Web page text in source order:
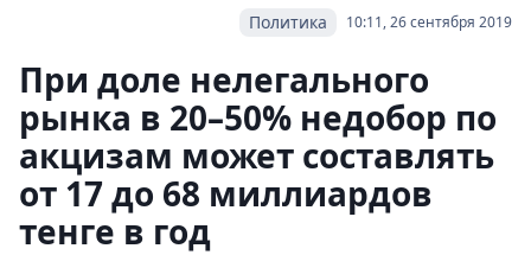
10:11, 26 сентября 2019
Политика
При доле нелегального
рынка в 20–50% недобор по
акцизам может составлять
от 17 до 68 миллиардов
тенге в год